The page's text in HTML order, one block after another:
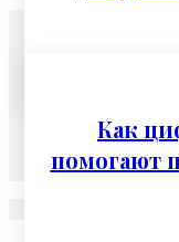
Как
помогают